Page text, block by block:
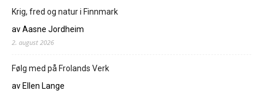
Krig, fred og natur i Finnmark
av Aasne Jordheim
2. august 2026
Følg med på Frolands Verk
av Ellen Lange